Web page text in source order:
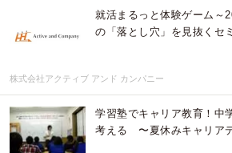
就活まるっと体験ゲーム～
の「落とし穴」を見抜くセ
株式会社アクティブ アンド カンパニー
学習塾でキャリア教育！中
考える 〜夏休みキャリア